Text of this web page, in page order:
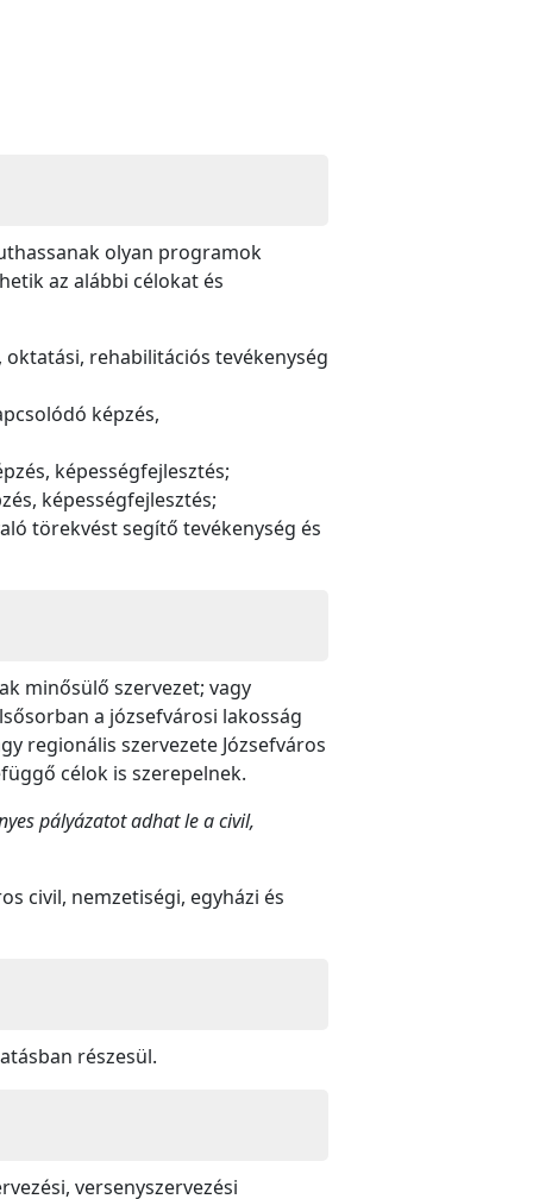
olyan programok
az alábbi célokat és
rehabilitációs tevékenység
képzés,
képességfejlesztés;
képességfejlesztés;
törekvést segítő tevékenység és
minősülő szervezet; vagy
a józsefvárosi lakosság
regionális szervezete Józsefváros
célok is szerepelnek.
pályázatot adhat le a civil,
civil, nemzetiségi, egyházi és
részesül.
versenyszervezési